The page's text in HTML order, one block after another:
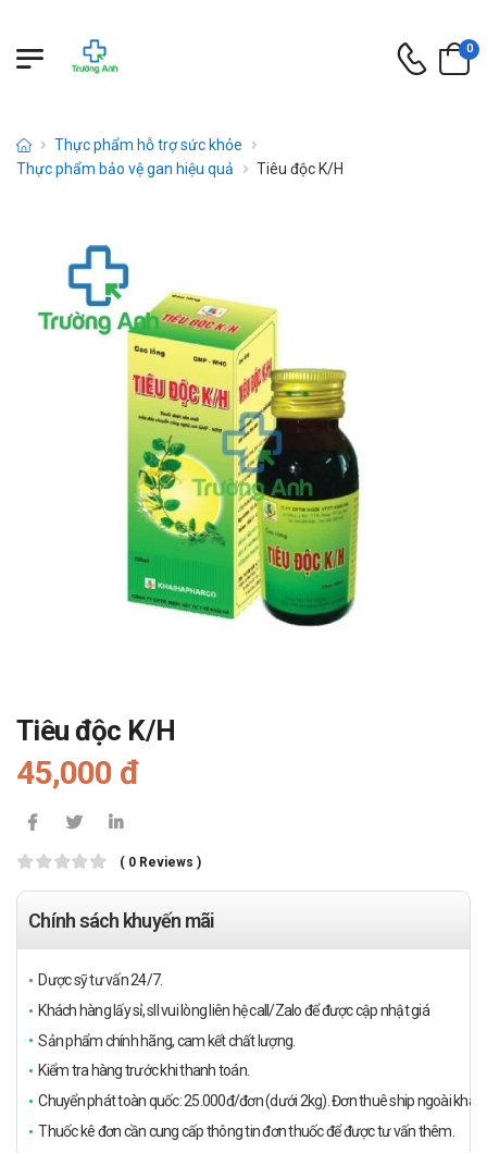
0
Thực phẩm hỗ trợ sức khỏe
Thực phẩm bảo vệ gan hiệu quả
Tiêu độc K/H
Tiêu độc K/H
45,000 đ
( 0 Reviews )
Chính sách khuyến mãi
Dược sỹ tư vấn 24/7.
Khách hàng lấy sỉ, sll vui lòng liên hệ call/Zalo để được cập nhật giá
Sản phẩm chính hãng, cam kết chất lượng.
Kiểm tra hàng trước khi thanh toán.
Chuyển phát toàn quốc: 25.000đ/đơn (dưới 2kg). Đơn thuê ship ngoài
Thuốc kê đơn cần cung cấp thông tin đơn thuốc để được tư vấn thêm.